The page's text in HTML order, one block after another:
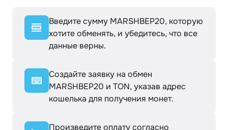
Введите сумму MARSHBEP20, которую
хотите обменять, и убедитесь, что все
данные верны.
Создайте заявку на обмен
MARSHBEP20 и TON, указав адрес
кошелька для получения монет.
Произведите оплату согласно